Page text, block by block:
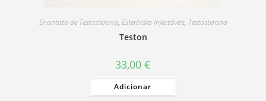
Enantato de Testosterona, Esteróides Injectáveis, Testosterona
Teston
33,00 €
Adicionar